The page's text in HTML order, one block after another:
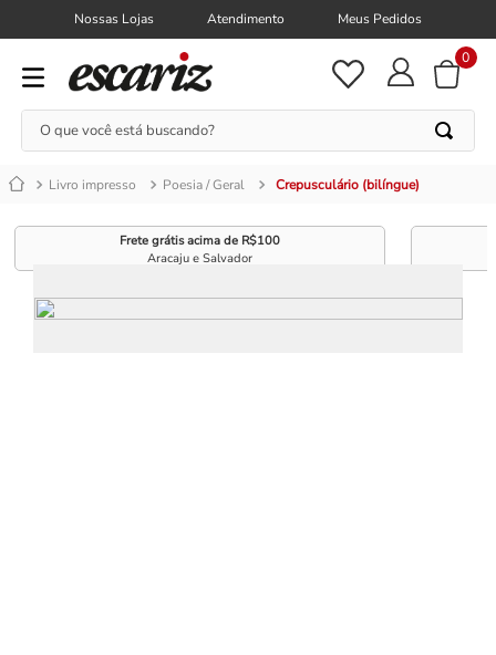
Nossas Lojas Atendimento Meus Pedidos
0
O que você está buscando?
Livro impresso Poesia / Geral Crepusculário (bilíngue)
Frete grátis acima de R$100
Aracaju e Salvador